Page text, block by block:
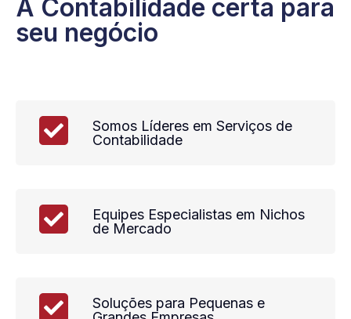
A Contabilidade certa para
seu negócio
Somos Líderes em Serviços de
Contabilidade
Equipes Especialistas em Nichos
de Mercado
Soluções para Pequenas e